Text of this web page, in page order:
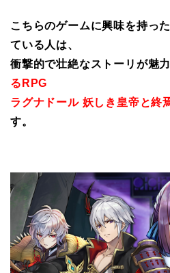
こちらのゲームに興味を持っ
ている人は、
衝撃的で壮絶なストーリが魅
るRPG
ラグナドール 妖しき皇帝と終
す。